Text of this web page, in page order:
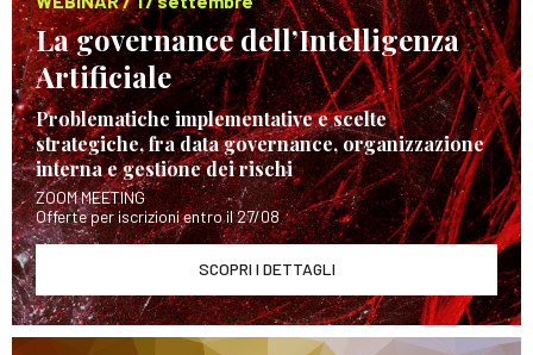
La governance dell’Intelligenza
Artificiale
Problematiche implementative e scelte
strategiche, fra data governance, organizzazione
interna e gestione dei rischi
ZOOM MEETING
Offerte per iscrizioni entro il 27/08
SCOPRI I DETTAGLI